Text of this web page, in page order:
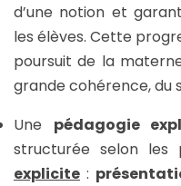
d’une notion et
les élèves. Cette
poursuit de la
grande cohérence, du
Une pédagogie
structurée selon les
explicite :